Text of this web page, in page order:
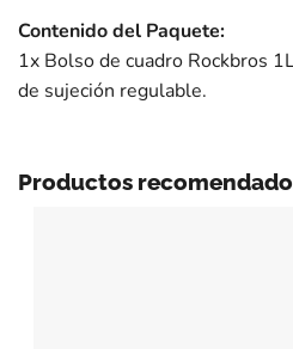
Contenido del Paquete:
1x Bolso de cuadro Rockbros
de sujeción regulable.
Productos